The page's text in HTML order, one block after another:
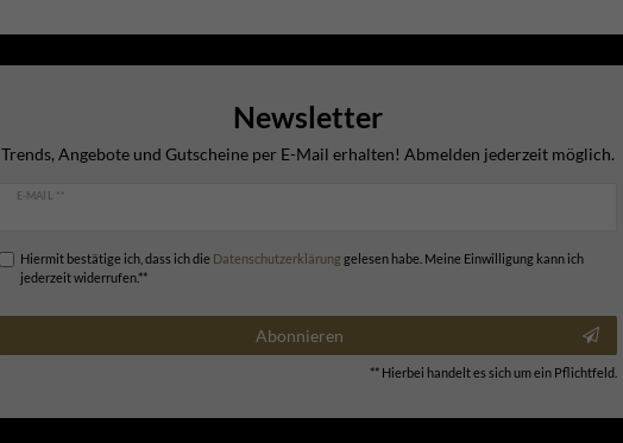
Newsletter
Trends, Angebote und Gutscheine per E-Mail erhalten! Abmelden jederzeit möglich.
E-MAIL **
Hiermit bestätige ich, dass ich die Daten­schutz­erklärunggelesen habe. Meine Einwilligung kann ich
jederzeit widerrufen.**
Abonnieren
** Hierbei handelt es sich um ein Pflichtfeld.